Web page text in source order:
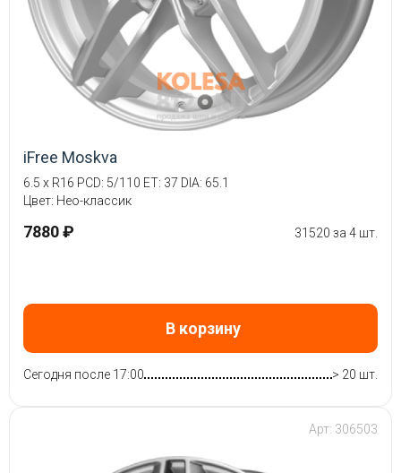
iFree Moskva
6.5 x R16 PCD: 5/110 ET: 37 DIA: 65.1
Цвет: Нео-классик
7880 ₽ 31520 за 4 шт.
В корзину
Сегодня после 17:00 > 20 шт.
Арт: 306503